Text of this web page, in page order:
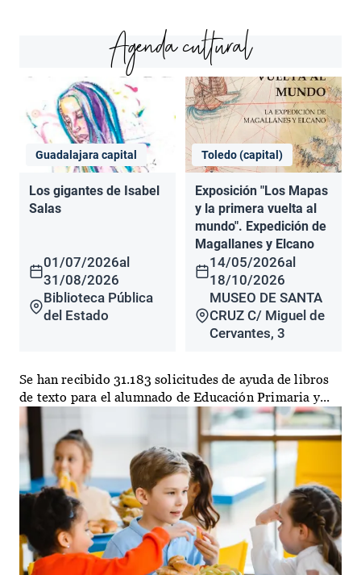
Agenda cultural
Guadalajara capital
Los gigantes de Isabel
Salas
01/07/2026al
31/08/2026
Biblioteca Pública
del Estado
Toledo (capital)
Exposición "Los Mapas
y la primera vuelta al
mundo". Expedición de
Magallanes y Elcano
14/05/2026al
18/10/2026
MUSEO DE SANTA
CRUZ C/ Miguel de
Cervantes, 3
Se han recibido 31.183 solicitudes de ayuda de libros
de texto para el alumnado de Educación Primaria y...